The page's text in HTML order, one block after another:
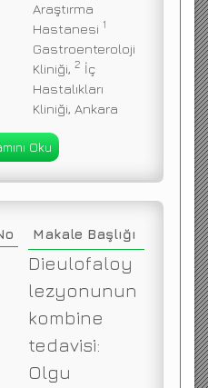
Araştırma
Hastanesi 1
Gastroenteroloji
Kliniği, 2 İç
Hastalıkları
Kliniği, Ankara
Oku
Makale Başlığı
Dieulofaloy
lezyonunun
kombine
tedavisi:
Olgu